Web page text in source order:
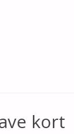
kort